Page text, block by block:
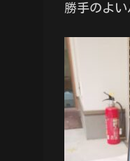
勝手のよい